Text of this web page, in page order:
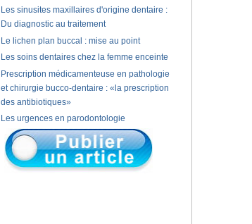
Les sinusites maxillaires d'origine dentaire :
Du diagnostic au traitement
Le lichen plan buccal : mise au point
Les soins dentaires chez la femme enceinte
Prescription médicamenteuse en pathologie
et chirurgie bucco-dentaire : «la prescription
des antibiotiques»
Les urgences en parodontologie